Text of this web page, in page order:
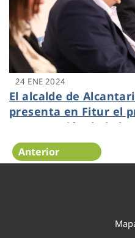
24 ENE 2024
El alcalde de
presenta en Fitur el
recuperación de la
Anterior